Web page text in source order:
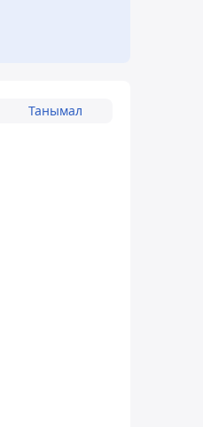
Танымал